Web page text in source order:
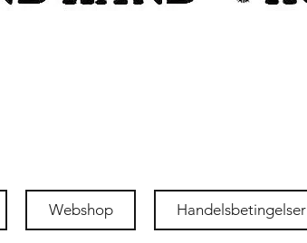
Webshop Handelsbetingelser